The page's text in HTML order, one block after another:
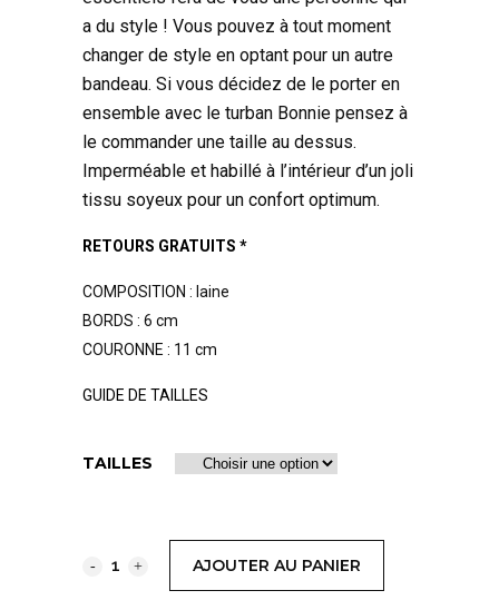
a du style ! Vous pouvez à tout moment
changer de style en optant pour un autre
bandeau. Si vous décidez de le porter en
ensemble avec le turban Bonnie pensez à
le commander une taille au dessus.
Imperméable et habillé à l’intérieur d’un joli
tissu soyeux pour un confort optimum.
RETOURS GRATUITS *
COMPOSITION : laine
BORDS : 6 cm
COURONNE : 11 cm
GUIDE DE TAILLES
TAILLES
AJOUTER AU PANIER